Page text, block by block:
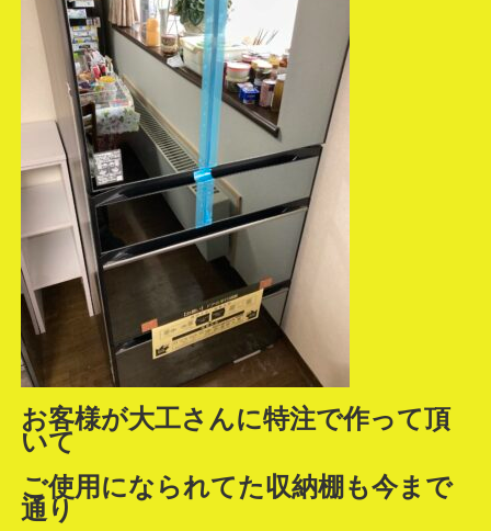
お客様が大工さんに特注で作って頂
いて
ご使用になられてた収納棚も今まで
通り